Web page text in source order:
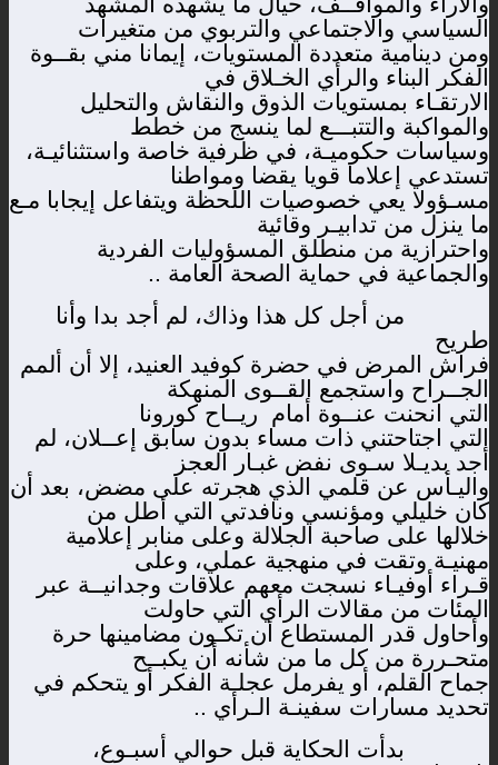
السياسي والاجتماعي والتربوي من متغيرات
ومن دينامية متعددة المستويات، إيمانا مني بقــوة
الفكر البناء والرأي الخـلاق في
الارتقـاء بمستويات الذوق والنقاش والتحليل
والمواكبة والتتبـــع لما ينسج من خطط
وسياسات حكوميـة، في ظرفية خاصة واستثنائيـة،
تستدعي إعلاما قويا يقضا ومواطنا
مسـؤولا يعي خصوصيات اللحظة ويتفاعل إيجابا مـع
ما ينزل من تدابيـر وقائية
واحترازية من منطلق المسؤوليات الفردية
والجماعية في حماية الصحة العامة ..
من أجل كل هذا وذاك، لم أجد بدا وأنا
طريح
فراش المرض في حضرة كوفيد العنيد، إلا أن ألمم
الجــراح واستجمع القــوى المنهكة
التي انحنت عنــوة أمام ريــاح كورونا
التي اجتاحتني ذات مساء بدون سابق إعــلان، لم
أجد بديـلا سـوى نفض غبـار العجز
واليـأس عن قلمي الذي هجرته على مضض، بعد أن
كان خليلي ومؤنسي ونافدتي التي أطل من
خلالها على صاحبة الجلالة وعلى منابر إعلامية
مهنيـة وتقت في منهجية عملي، وعلى
قـراء أوفيـاء نسجت معهم علاقات وجدانيــة عبر
المئات من مقالات الرأي التي حاولت
وأحاول قدر المستطاع أن تكـون مضامينها حرة
متحـررة من كل ما من شأنه أن يكبــح
جماح القلم، أو يفرمل عجلـة الفكر أو يتحكم في
تحديد مسارات سفينـة الـرأي ..
بدأت الحكاية قبل حوالي أسبـوع،